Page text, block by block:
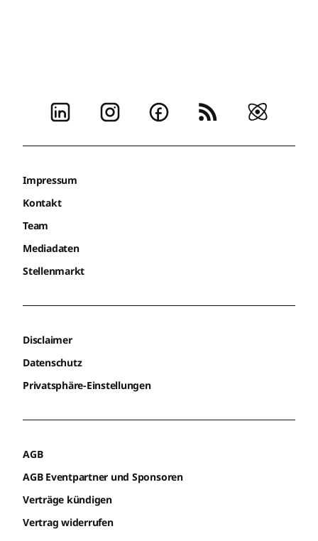
Impressum
Kontakt
Team
Mediadaten
Stellenmarkt
Disclaimer
Datenschutz
Privatsphäre-Einstellungen
AGB
AGB Eventpartner und Sponsoren
Verträge kündigen
Vertrag widerrufen